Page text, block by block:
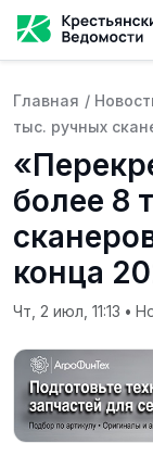
Главная /
тыс. ручных
более 8
конца
Чт, 2 июл, 11:13 •